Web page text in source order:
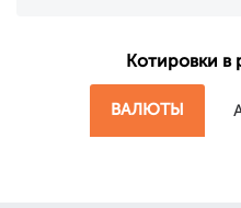
Котировки в
ВАЛЮТЫ